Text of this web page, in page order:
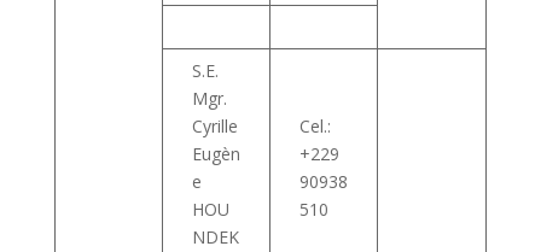
S.E.
Mgr.
Cyrille
Eugèn
e
HOU
NDEK
Cel.:
+229
90938
510